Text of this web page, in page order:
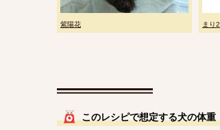
紫陽花 まり2
このレシピで想定する犬の体重